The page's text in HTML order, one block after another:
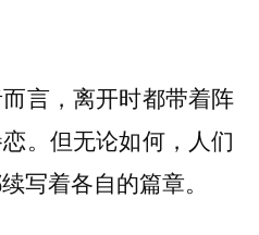
言，离开时都带着阵
。但无论如何，人们
写着各自的篇章。